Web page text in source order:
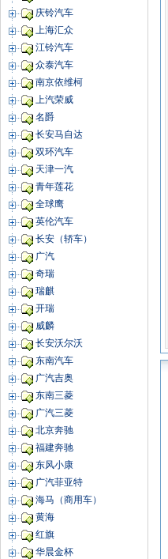
庆铃汽车
上海汇众
江铃汽车
众泰汽车
南京依维柯
上汽荣威
名爵
长安马自达
双环汽车
天津一汽
青年莲花
全球鹰
英伦汽车
长安（轿车）
广汽
奇瑞
瑞麒
开瑞
威麟
长安沃尔沃
东南汽车
广汽吉奥
东南三菱
广汽三菱
北京奔驰
福建奔驰
东风小康
广汽菲亚特
海马（商用车）
黄海
红旗
华晨金杯